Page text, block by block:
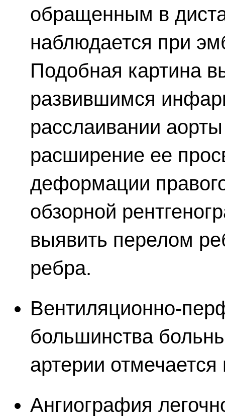
обращенным в
наблюдается при
Подобная картина
развившимся
расслаивании
расширение ее
деформации
обзорной
выявить перелом
ребра.
Вентиляционно-
большинства
артерии
Ангиография